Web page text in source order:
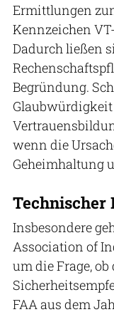
Ermittlungen
Kennzeichen
Dadurch ließen
Begründung.
wenn die
Geheimhaltung
Technischer
Insbesondere
Association of
um die Frage,
FAA aus dem